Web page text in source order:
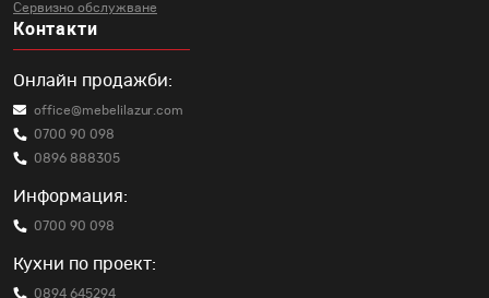
Сервизно обслужване
Контакти
Онлайн продажби:
office@mebelilazur.com
0700 90 098
0896 888305
Информация:
0700 90 098
Кухни по проект:
0894 645294